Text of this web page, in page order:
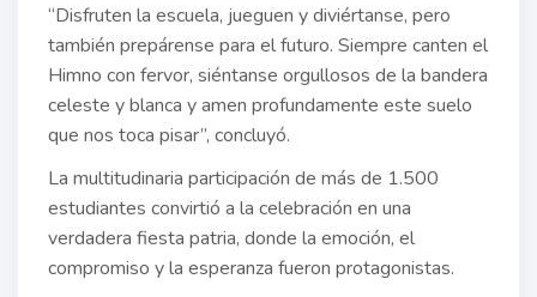
“Disfruten la escuela, jueguen y diviértanse, pero
también prepárense para el futuro. Siempre canten el
Himno con fervor, siéntanse orgullosos de la bandera
celeste y blanca y amen profundamente este suelo
que nos toca pisar”, concluyó.
La multitudinaria participación de más de 1.500
estudiantes convirtió a la celebración en una
verdadera fiesta patria, donde la emoción, el
compromiso y la esperanza fueron protagonistas.